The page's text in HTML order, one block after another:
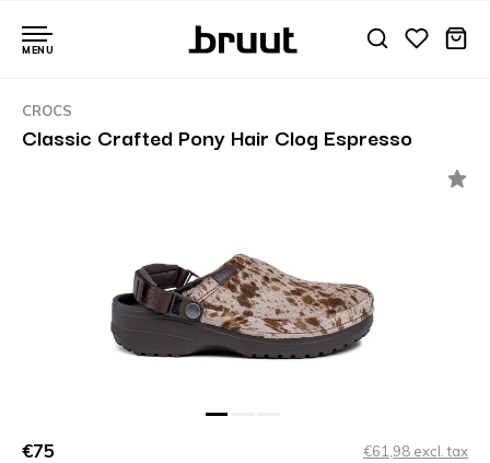
MENU
CROCS
Classic Crafted Pony Hair Clog Espresso
€75
€61,98 excl. tax